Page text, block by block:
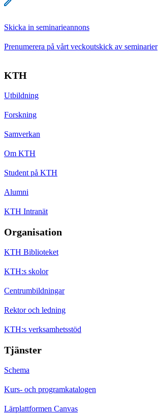
Skicka in seminarieannons
Prenumerera på vårt veckoutskick av seminarier
KTH
Utbildning
Forskning
Samverkan
Om KTH
Student på KTH
Alumni
KTH Intranät
Organisation
KTH Biblioteket
KTH:s skolor
Centrumbildningar
Rektor och ledning
KTH:s verksamhetsstöd
Tjänster
Schema
Kurs- och programkatalogen
Lärplattformen Canvas